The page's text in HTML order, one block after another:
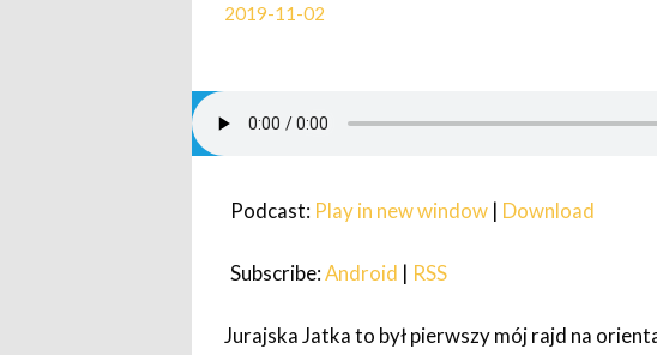
2019-11-02
Podcast: Play in new window | Download
Subscribe:Android | RSS
Jurajska Jatka to był pierwszy mój rajd na